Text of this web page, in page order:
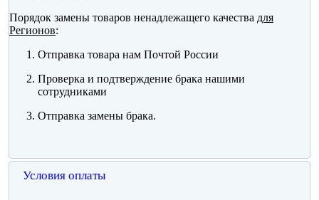
Порядок замены товаров ненадлежащего качества для
Регионов:
Отправка товара нам Почтой России
Проверка и подтверждение брака нашими
сотрудниками
Отправка замены брака.
Условия оплаты